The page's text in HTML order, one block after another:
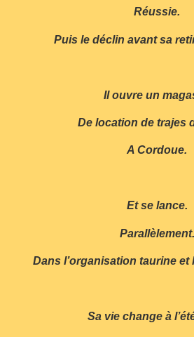
Réussie.
Puis le déclin avant sa
Il ouvre un
De location de trajes
A Cordoue.
Et se lance.
Parallèlement.
Dans l’organisation taurine et
Sa vie change à